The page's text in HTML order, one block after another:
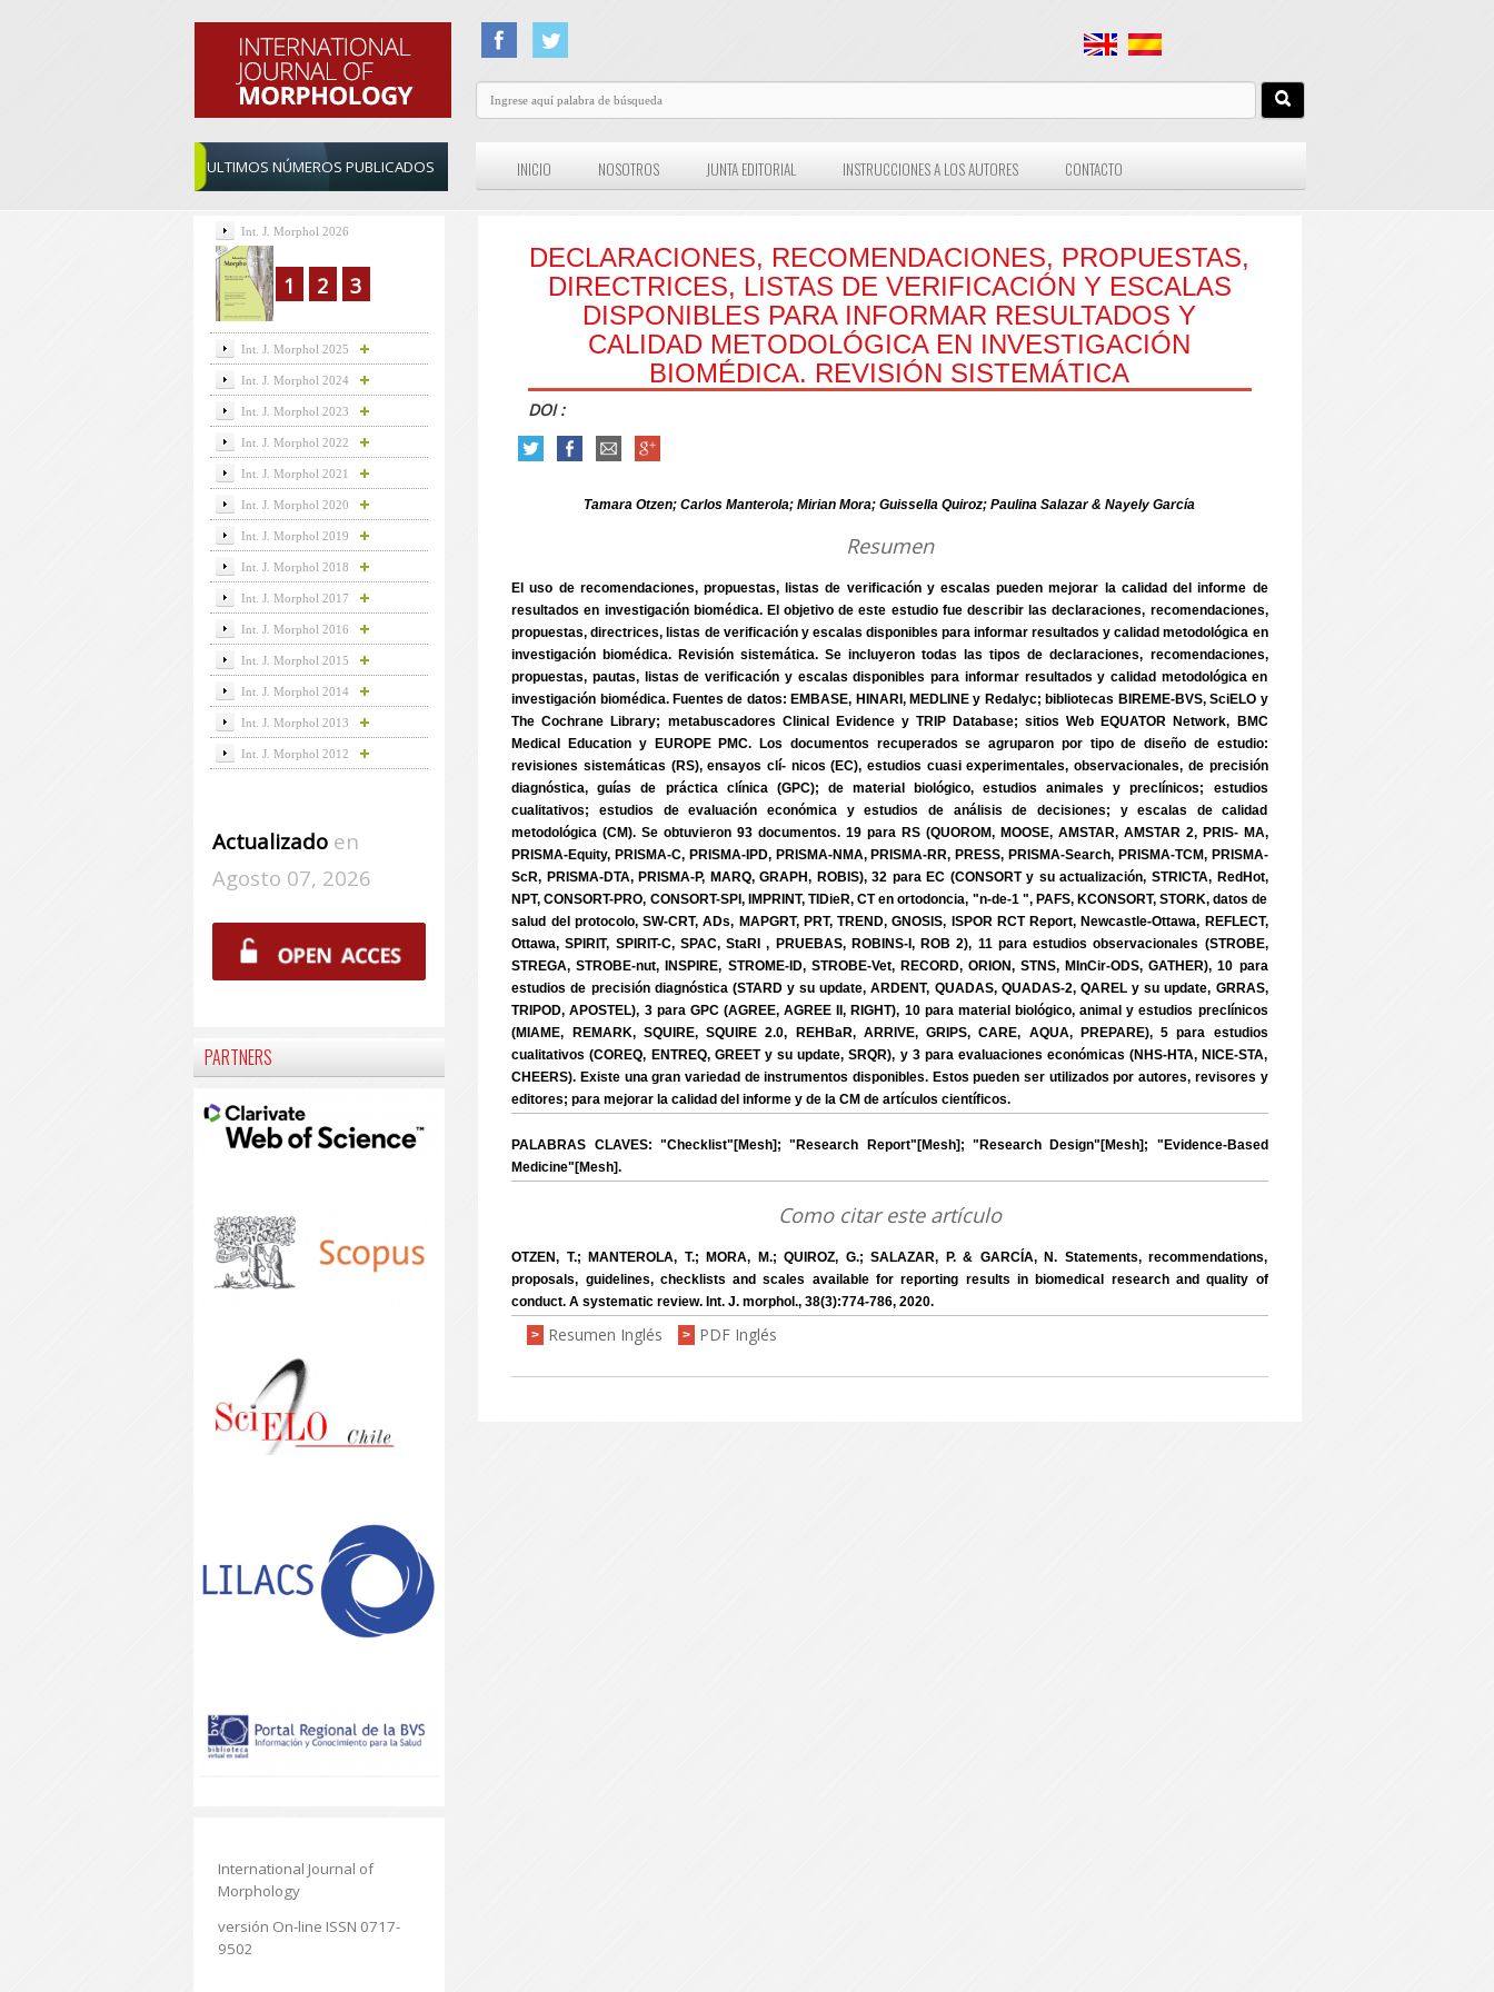
ULTIMOS NÚMEROS PUBLICADOS INICIO NOSOTROS JUNTA EDITORIAL INSTRUCCIONES A LOS AUTORES CONTACTO
DECLARACIONES, RECOMENDACIONES, PROPUESTAS,
DIRECTRICES, LISTAS DE VERIFICACIÓN Y ESCALAS
DISPONIBLES PARA INFORMAR RESULTADOS Y
CALIDAD METODOLÓGICA EN INVESTIGACIÓN
BIOMÉDICA. REVISIÓN SISTEMÁTICA
DOI :
Tamara Otzen; Carlos Manterola; Mirian Mora; Guissella Quiroz; Paulina Salazar & Nayely García
Resumen
El uso de recomendaciones, propuestas, listas de verificación y escalas pueden mejorar la calidad del informe de
resultados en investigación biomédica. El objetivo de este estudio fue describir las declaraciones, recomendaciones,
propuestas, directrices, listas de verificación y escalas disponibles para informar resultados y calidad metodológica en
investigación biomédica. Revisión sistemática. Se incluyeron todas las tipos de declaraciones, recomendaciones,
propuestas, pautas, listas de verificación y escalas disponibles para informar resultados y calidad metodológica en
investigación biomédica. Fuentes de datos: EMBASE, HINARI, MEDLINE y Redalyc; bibliotecas BIREME-BVS, SciELO y
The Cochrane Library; metabuscadores Clinical Evidence y TRIP Database; sitios Web EQUATOR Network, BMC
Medical Education y EUROPE PMC. Los documentos recuperados se agruparon por tipo de diseño de estudio:
revisiones sistemáticas (RS), ensayos clí- nicos (EC), estudios cuasi experimentales, observacionales, de precisión
diagnóstica, guías de práctica clínica (GPC); de material biológico, estudios animales y preclínicos; estudios
cualitativos; estudios de evaluación económica y estudios de análisis de decisiones; y escalas de calidad
metodológica (CM). Se obtuvieron 93 documentos. 19 para RS (QUOROM, MOOSE, AMSTAR, AMSTAR 2, PRIS- MA,
PRISMA-Equity, PRISMA-C, PRISMA-IPD, PRISMA-NMA, PRISMA-RR, PRESS, PRISMA-Search, PRISMA-TCM, PRISMA-
ScR, PRISMA-DTA, PRISMA-P, MARQ, GRAPH, ROBIS), 32 para EC (CONSORT y su actualización, STRICTA, RedHot,
NPT, CONSORT-PRO, CONSORT-SPI, IMPRINT, TIDieR, CT en ortodoncia, "n-de-1 ", PAFS, KCONSORT, STORK, datos de
salud del protocolo, SW-CRT, ADs, MAPGRT, PRT, TREND, GNOSIS, ISPOR RCT Report, Newcastle-Ottawa, REFLECT,
Ottawa, SPIRIT, SPIRIT-C, SPAC, StaRI , PRUEBAS, ROBINS-I, ROB 2), 11 para estudios observacionales (STROBE,
STREGA, STROBE-nut, INSPIRE, STROME-ID, STROBE-Vet, RECORD, ORION, STNS, MInCir-ODS, GATHER), 10 para
estudios de precisión diagnóstica (STARD y su update, ARDENT, QUADAS, QUADAS-2, QAREL y su update, GRRAS,
TRIPOD, APOSTEL), 3 para GPC (AGREE, AGREE II, RIGHT), 10 para material biológico, animal y estudios preclínicos
(MIAME, REMARK, SQUIRE, SQUIRE 2.0, REHBaR, ARRIVE, GRIPS, CARE, AQUA, PREPARE), 5 para estudios
cualitativos (COREQ, ENTREQ, GREET y su update, SRQR), y 3 para evaluaciones económicas (NHS-HTA, NICE-STA,
CHEERS). Existe una gran variedad de instrumentos disponibles. Estos pueden ser utilizados por autores, revisores y
editores; para mejorar la calidad del informe y de la CM de artículos científicos.
PALABRAS CLAVES: "Checklist"[Mesh]; "Research Report"[Mesh]; "Research Design"[Mesh]; "Evidence-Based
Medicine"[Mesh].
Como citar este artículo
OTZEN, T.; MANTEROLA, T.; MORA, M.; QUIROZ, G.; SALAZAR, P. & GARCÍA, N. Statements, recommendations,
proposals, guidelines, checklists and scales available for reporting results in biomedical research and quality of
conduct. A systematic review. Int. J. morphol., 38(3):774-786, 2020.
> Resumen Inglés > PDF Inglés
Int. J. Morphol 2026
1 2 3
Int. J. Morphol 2025
Int. J. Morphol 2024
Int. J. Morphol 2023
Int. J. Morphol 2022
Int. J. Morphol 2021
Int. J. Morphol 2020
Int. J. Morphol 2019
Int. J. Morphol 2018
Int. J. Morphol 2017
Int. J. Morphol 2016
Int. J. Morphol 2015
Int. J. Morphol 2014
Int. J. Morphol 2013
Int. J. Morphol 2012
Actualizadoen
Agosto 07, 2026
PARTNERS
International Journal of
Morphology
versión On-line ISSN 0717-
9502